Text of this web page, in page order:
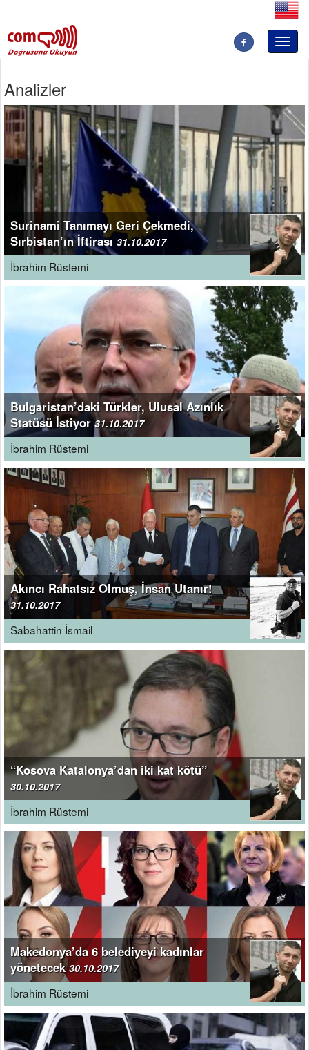
Analizler
Surinami Tanımayı Geri Çekmedi,
Sırbistan’ın İftirası 31.10.2017
İbrahim Rüstemi
Bulgaristan’daki Türkler, Ulusal Azınlık
Statüsü İstiyor31.10.2017
İbrahim Rüstemi
Akıncı Rahatsız Olmuş, İnsan Utanır!
31.10.2017
Sabahattin İsmail
“Kosova Katalonya’dan iki kat kötü”
30.10.2017
İbrahim Rüstemi
Makedonya’da 6 belediyeyi kadınlar
yönetecek30.10.2017
İbrahim Rüstemi